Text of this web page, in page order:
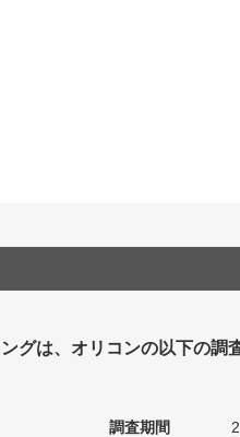
グは、オリコンの以下の調
調査期間